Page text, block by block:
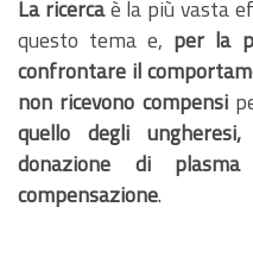
La ricercaè la più vasta
questo tema e, per la
confrontare il
non ricevono compensi
quello degli
donazione di
compensazione.